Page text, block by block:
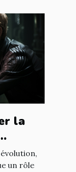
la
un rôle